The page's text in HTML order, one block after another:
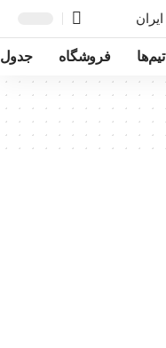
تیم‌ها فروشگاه جدول